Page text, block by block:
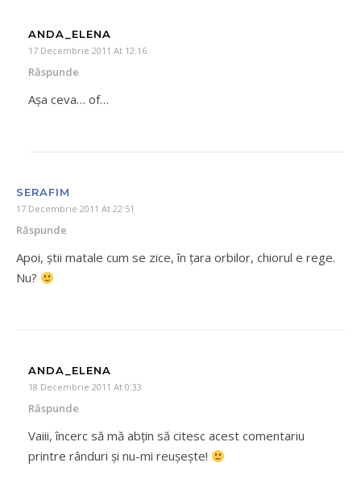
ANDA_ELENA
17 Decembrie 2011 At 12:16
Răspunde
Aşa ceva… of…
SERAFIM
17 Decembrie 2011 At 22:51
Răspunde
Apoi, știi matale cum se zice, în țara orbilor, chiorul e rege.
Nu?
ANDA_ELENA
18 Decembrie 2011 At 0:33
Răspunde
Vaiii, încerc să mă abţin să citesc acest comentariu
printre rânduri şi nu-mi reuşeşte!